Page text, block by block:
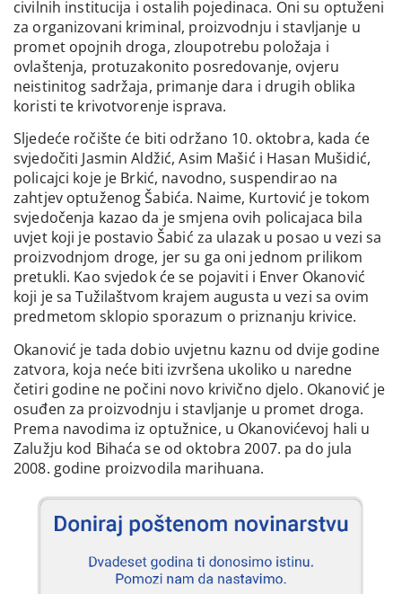
civilnih institucija i ostalih pojedinaca. Oni su optuženi
za organizovani kriminal, proizvodnju i stavljanje u
promet opojnih droga, zloupotrebu položaja i
ovlaštenja, protuzakonito posredovanje, ovjeru
neistinitog sadržaja, primanje dara i drugih oblika
koristi te krivotvorenje isprava.
Sljedeće ročište će biti održano 10. oktobra, kada će
svjedočiti Jasmin Aldžić, Asim Mašić i Hasan Mušidić,
policajci koje je Brkić, navodno, suspendirao na
zahtjev optuženog Šabića. Naime, Kurtović je tokom
svjedočenja kazao da je smjena ovih policajaca bila
uvjet koji je postavio Šabić za ulazak u posao u vezi sa
proizvodnjom droge, jer su ga oni jednom prilikom
pretukli. Kao svjedok će se pojaviti i Enver Okanović
koji je sa Tužilaštvom krajem augusta u vezi sa ovim
predmetom sklopio sporazum o priznanju krivice.
Okanović je tada dobio uvjetnu kaznu od dvije godine
zatvora, koja neće biti izvršena ukoliko u naredne
četiri godine ne počini novo krivično djelo. Okanović je
osuđen za proizvodnju i stavljanje u promet droga.
Prema navodima iz optužnice, u Okanovićevoj hali u
Zalužju kod Bihaća se od oktobra 2007. pa do jula
2008. godine proizvodila marihuana.